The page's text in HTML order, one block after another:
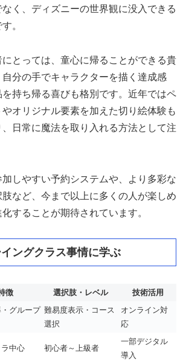
く、ディズニーの世界観に没入できる
。
とっては、童心に帰ることができる貴
分の手でキャラクターを描く達成感
持ち帰る喜びも格別です。近年ではペ
オリジナル要素を加えた切り絵体験も
、日常に魔法を取り入れる方法として注
しやすい予約システムや、より多彩な
など、今まで以上に多くの人が楽しめ
することが期待されています。
ングクラス事情に学ぶ
徴 選択肢・レベル 技術活用
グループ 難易度表示・コース
選択
オンライン対
応
中心 初心者～上級者
一部デジタル
導入